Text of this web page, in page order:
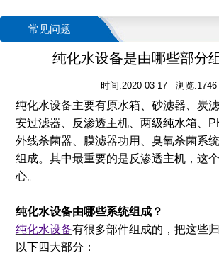
常见问题
纯化水设备是由哪些部分
时间:2020-03-17 浏览:1746
纯化水设备主要有原水箱、砂滤器、炭
安过滤器、反渗透主机、两级纯水箱、
外线杀菌器、膜滤器功用、臭氧杀菌系
组成。其中最重要的是反渗透主机，这
心。
纯化水设备由哪些系统组成？
纯化水设备有很多部件组成的，把这些
以下四大部分：